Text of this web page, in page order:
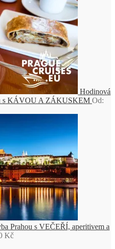
Hodinová
s KÁVOU A ZÁKUSKEM Od:
Prahou s VEČEŘÍ, aperitivem a
Kč